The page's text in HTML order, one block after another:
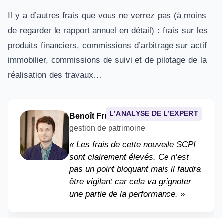
Il y a d’autres frais que vous ne verrez pas (à moins
de regarder le rapport annuel en détail) : frais sur les
produits financiers, commissions d’arbitrage sur actif
immobilier, commissions de suivi et de pilotage de la
réalisation des travaux…
L’ANALYSE DE L’EXPERT
Benoît Fruchard– Conseiller en
gestion de patrimoine
« Les frais de cette nouvelle SCPI
sont clairement élevés. Ce n’est
pas un point bloquant mais il faudra
être vigilant car cela va grignoter
une partie de la performance. »